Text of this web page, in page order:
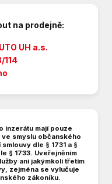
počítače
(RCTA)
na prodejně:
UH a.s.
114
inzerátu mají pouze
smyslu občanského
dle § 1731 a §
§ 1733. Uveřejněním
ani jakýmkoli třetím
zejména se vylučuje
zákoníku.